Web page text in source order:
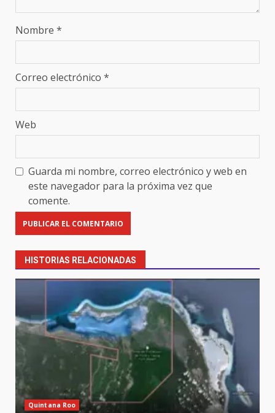
Nombre *
Correo electrónico *
Web
Guarda mi nombre, correo electrónico y web en
este navegador para la próxima vez que
comente.
HISTORIAS RELACIONADAS
Quintana Roo